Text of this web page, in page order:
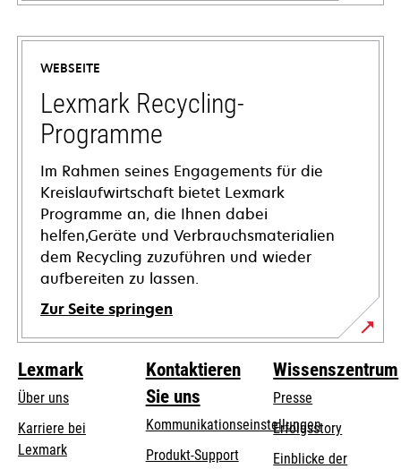
wird
in
neuen
Registerkarte
geöffnet
WEBSEITE
Lexmark Recycling-
Programme
Im Rahmen seines Engagements für die
Kreislaufwirtschaft bietet Lexmark
Programme an, die Ihnen dabei
helfen,Geräte und Verbrauchsmaterialien
dem Recycling zuzuführen und wieder
aufbereiten zu lassen.
Zur Seite springen
Lexmark
Über uns
Karriere bei
Lexmark
Kontaktieren
Sie uns
Kommunikationseinstellungen
wird
Produkt-Supportwird
Wissenszentrum
Presse
Erfolgsstory
Einblicke der